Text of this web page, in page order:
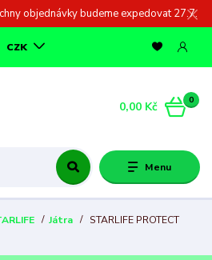
objednávky budeme expedovat 27.7.
Menu
CZK
0
0,00 Kč
Játra
STARLIFE PROTECT